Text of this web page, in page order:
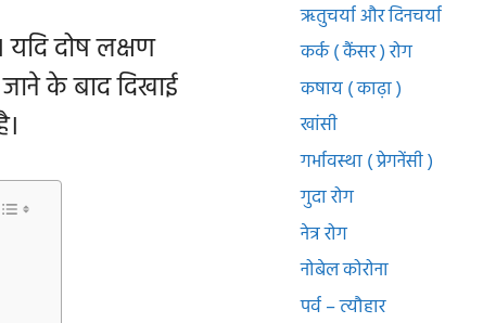
यदि दोष लक्षण
के बाद दिखाई
ऋतुचर्या और दिनचर्या
कर्क ( कैंसर ) रोग
कषाय ( काढ़ा )
खांसी
गर्भावस्था ( प्रेगनेंसी )
गुदा रोग
नेत्र रोग
नोबेल कोरोना
पर्व – त्यौहार